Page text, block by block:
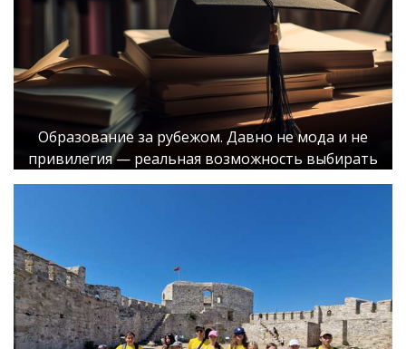
Образование за рубежом. Давно не мода и не
привилегия — реальная возможность выбирать